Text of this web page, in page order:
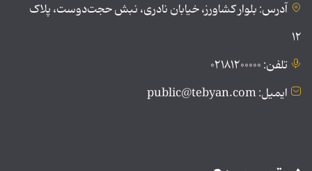
آدرس: بلوار کشاورز، خیابان نادری، نبش حجت‌دوست، پلاک
۱۲
تلفن: ۰۲۱۸۱۲۰۰۰۰۰
ایمیل: public@tebyan.com